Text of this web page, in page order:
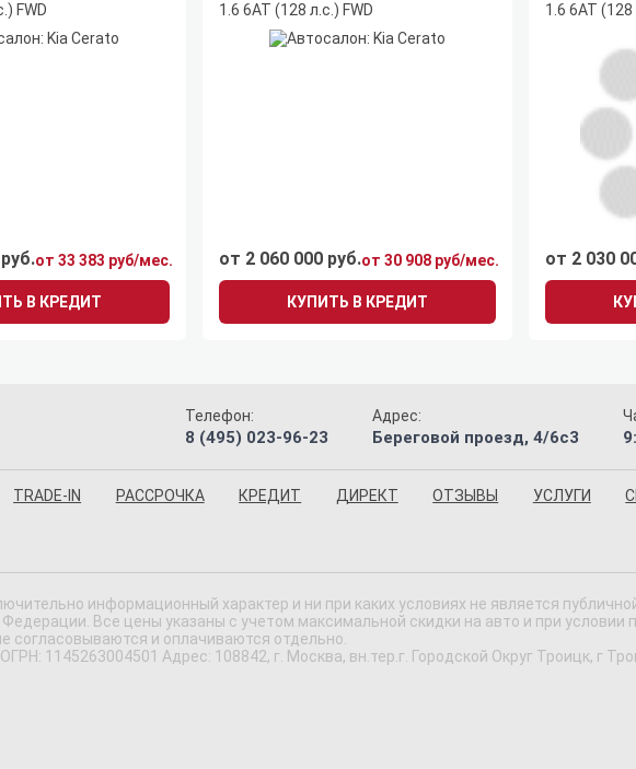
FWD
от 33 383 руб/мес.
В КРЕДИТ
1.6 6AT (128 л.с.) FWD
от 2 060 000 руб.от 30 908 руб/мес.
КУПИТЬ В КРЕДИТ
1.6 6AT (128
от 2 030
Телефон:
8 (495) 023-96-23
Адрес:
Береговой проезд, 4/6с3
TRADE-IN РАССРОЧКА КРЕДИТ ДИРЕКТ ОТЗЫВЫ УСЛУГИ
информационный характер и ни при каких условиях не является
Все цены указаны с учетом максимальной скидки на авто и при условии
согласовываются и оплачиваются отдельно.
1145263004501 Адрес: 108842, г. Москва, вн.тер.г. Городской Округ Троицк, г